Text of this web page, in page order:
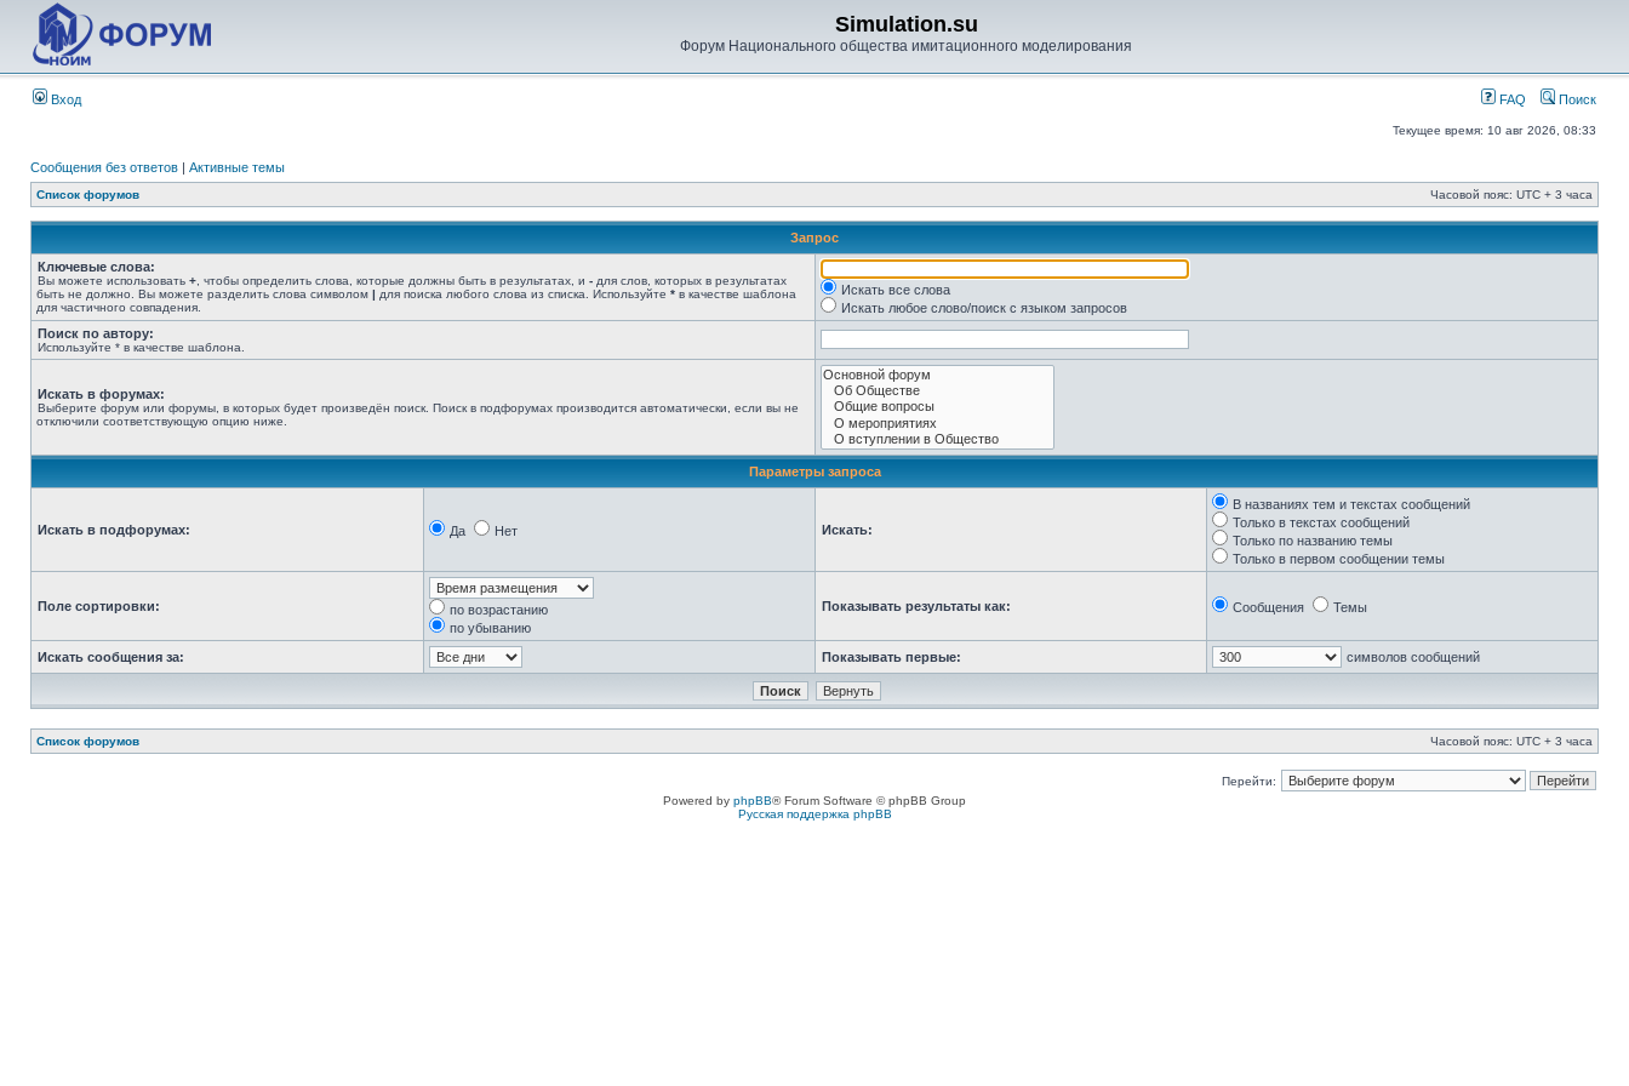
Simulation.su
Форум Национального общества имитационного моделирования
Вход FAQ Поиск
Текущее время: 10 авг 2026, 08:33
Сообщения без ответов | Активные темы
Список форумов Часовой пояс: UTC + 3 часа
Запрос
Ключевые слова:
Вы можете использовать + , чтобы определить слова, которые должны быть в результатах, и - для слов, которых в результатах
быть не должно. Вы можете разделить слова символом | для поиска любого слова из списка. Используйте * в качестве шаблона
для частичного совпадения.
Искать все слова
Искать любое слово/поиск с языком запросов
Поиск по автору:
Используйте * в качестве шаблона.
Искать в форумах:
Выберите форум или форумы, в которых будет произведён поиск. Поиск в подфорумах производится автоматически, если вы не
отключили соответствующую опцию ниже.
Параметры запроса
Искать в подфорумах: Да Нет Искать:
В названиях тем и текстах сообщений
Только в текстах сообщений
Только по названию темы
Только в первом сообщении темы
Поле сортировки:
по возрастанию
по убыванию
Показывать результаты как: Сообщения Темы
Искать сообщения за: Показывать первые: символов сообщений
Список форумов Часовой пояс: UTC + 3 часа
Перейти:
Powered by phpBB® Forum Software © phpBB Group
Русская поддержка phpBB